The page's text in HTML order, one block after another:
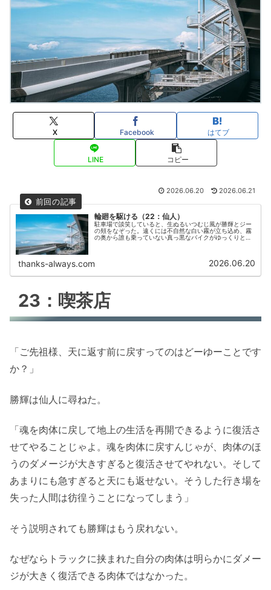
X Facebook はてブ
LINE コピー
2026.06.20 2026.06.21
輪廻を駆ける（22：仙人）
駐車場で談笑していると、生ぬるいつむじ風が勝輝とジー
の頬をなぞった。遠くには不自然な白い霧が立ち込め、霧
の奥から誰も乗っていない真っ黒なバイクがゆっくりと現
thanks-always.com 2026.06.20
23：喫茶店
「ご先祖様、天に返す前に戻すってのはどーゆーことです
か？」
勝輝は仙人に尋ねた。
「魂を肉体に戻して地上の生活を再開できるように復活さ
せてやることじゃよ。魂を肉体に戻すんじゃが、肉体のほ
うのダメージが大きすぎると復活させてやれない。そして
あまりにも急すぎると天にも返せない。そうした行き場を
失った人間は彷徨うことになってしまう」
そう説明されても勝輝はもう戻れない。
なぜならトラックに挟まれた自分の肉体は明らかにダメー
ジが大きく復活できる肉体ではなかった。